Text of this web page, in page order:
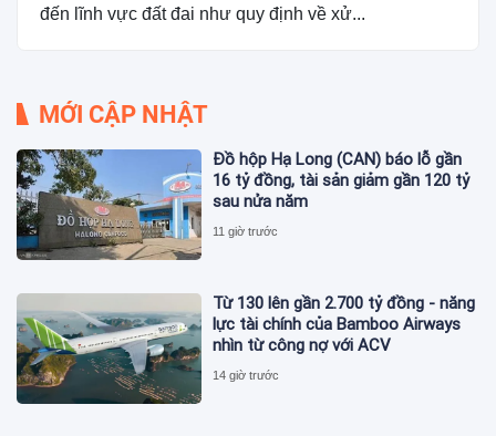
đến lĩnh vực đất đai như quy định về xử...
MỚI CẬP NHẬT
Đồ hộp Hạ Long (CAN) báo lỗ gần
16 tỷ đồng, tài sản giảm gần 120 tỷ
sau nửa năm
11 giờ trước
Từ 130 lên gần 2.700 tỷ đồng - năng
lực tài chính của Bamboo Airways
nhìn từ công nợ với ACV
14 giờ trước